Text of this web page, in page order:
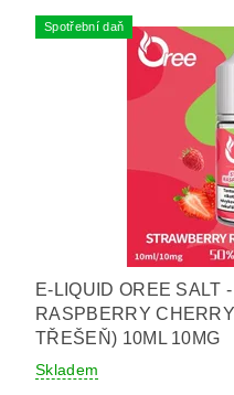
Spotřební daň
E-LIQUID OREE SALT
RASPBERRY
TŘEŠEŇ) 10ML 10MG
Skladem